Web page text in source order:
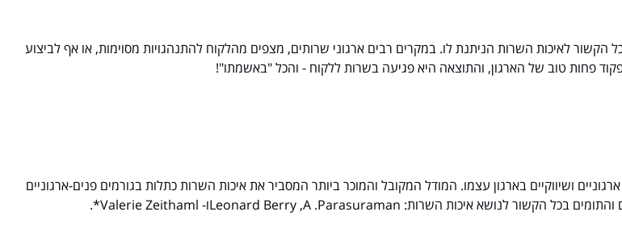
לאיכות השרות הניתנת לו. במקרים רבים ארגוני שרותים, מצפים מהלקוח להתנהגויות מסוימות, או אף לביצוע
פחות טוב של הארגון, והתוצאה היא פגיעה בשרות ללקוח - והכל "באשמתו"!
ושיווקיים בארגון עצמו. המודל המקובל והמוכר ביותר המסביר את איכות השרות כתלות בגורמים פנים-ארגוניים